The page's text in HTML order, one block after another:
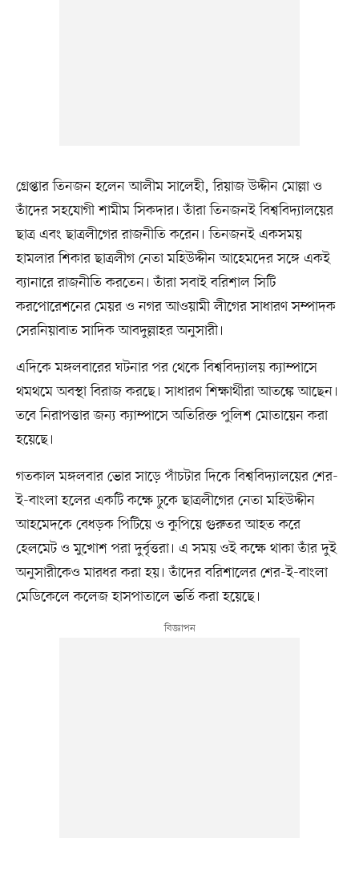
গ্রেপ্তার তিনজন হলেন আলীম সালেহী, রিয়াজ উদ্দীন মোল্লা ও
তাঁদের সহযোগী শামীম সিকদার। তাঁরা তিনজনই বিশ্ববিদ্যালয়ের
ছাত্র এবং ছাত্রলীগের রাজনীতি করেন। তিনজনই একসময়
হামলার শিকার ছাত্রলীগ নেতা মহিউদ্দীন আহেমদের সঙ্গে একই
ব্যানারে রাজনীতি করতেন। তাঁরা সবাই বরিশাল সিটি
করপোরেশনের মেয়র ও নগর আওয়ামী লীগের সাধারণ সম্পাদক
সেরনিয়াবাত সাদিক আবদুল্লাহর অনুসারী।
এদিকে মঙ্গলবারের ঘটনার পর থেকে বিশ্ববিদ্যালয় ক্যাম্পাসে
থমথমে অবস্থা বিরাজ করছে। সাধারণ শিক্ষার্থীরা আতঙ্কে আছেন।
তবে নিরাপত্তার জন্য ক্যাম্পাসে অতিরিক্ত পুলিশ মোতায়েন করা
হয়েছে।
গতকাল মঙ্গলবার ভোর সাড়ে পাঁচটার দিকে বিশ্ববিদ্যালয়ের শের-
ই-বাংলা হলের একটি কক্ষে ঢুকে ছাত্রলীগের নেতা মহিউদ্দীন
আহমেদকে বেধড়ক পিটিয়ে ও কুপিয়ে গুরুতর আহত করে
হেলমেট ও মুখোশ পরা দুর্বৃত্তরা। এ সময় ওই কক্ষে থাকা তাঁর দুই
অনুসারীকেও মারধর করা হয়। তাঁদের বরিশালের শের-ই-বাংলা
মেডিকেলে কলেজ হাসপাতালে ভর্তি করা হয়েছে।